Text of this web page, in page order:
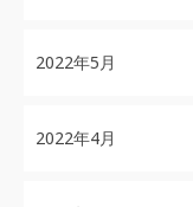
2022年5月
2022年4月